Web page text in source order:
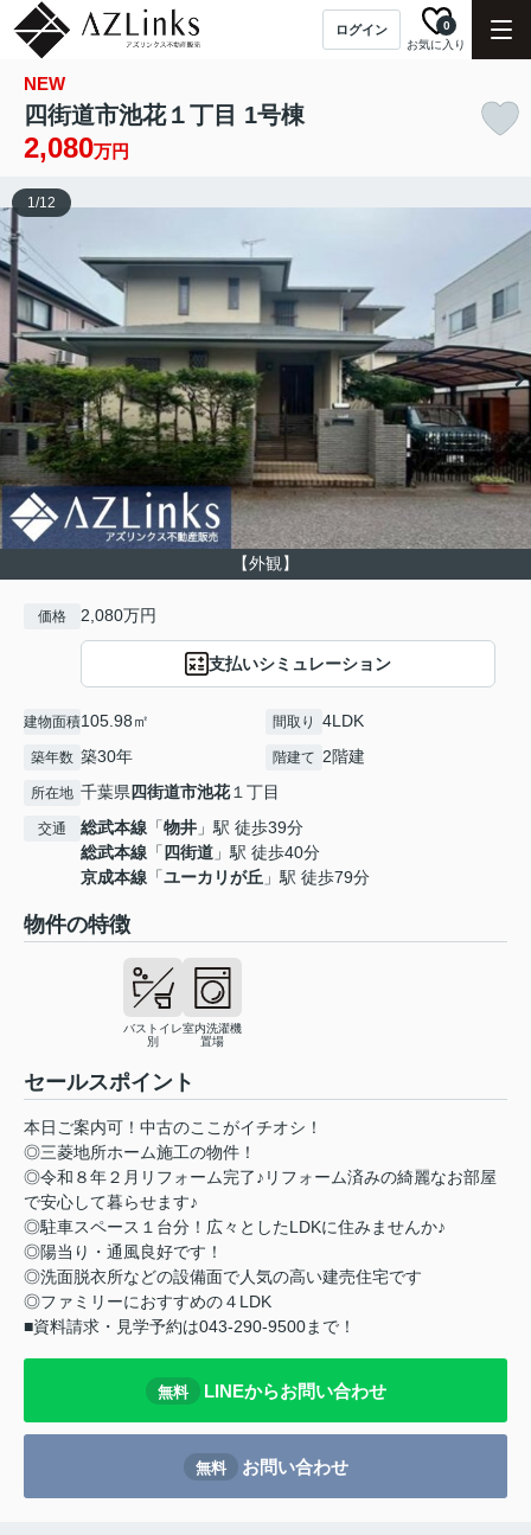
ログイン
お気に入り
0
NEW
四街道市池花１丁目 1号棟
2,080万円
【外観】
1/12
価格 2,080万円
支払いシミュレーション
建物面積105.98㎡ 間取り 4LDK
築年数 築30年 階建て 2階建
所在地 千葉県四街道市池花１丁目
交通 総武本線 「物井 」駅 徒歩39分
総武本線 「 四街道 」駅 徒歩40分
京成本線 「ユーカリが丘 」駅 徒歩79分
物件の特徴
バストイレ
別
室内洗濯機
置場
セールスポイント
本日ご案内可！中古のここがイチオシ！
◎三菱地所ホーム施工の物件！
◎令和８年２月リフォーム完了♪リフォーム済みの綺麗なお部屋
で安心して暮らせます♪
◎駐車スペース１台分！広々としたLDKに住みませんか♪
◎陽当り・通風良好です！
◎洗面脱衣所などの設備面で人気の高い建売住宅です
◎ファミリーにおすすめの４LDK
■資料請求・見学予約は043-290-9500まで！
無料 LINEからお問い合わせ
無料 お問い合わせ